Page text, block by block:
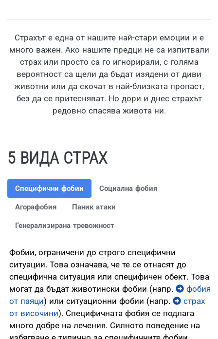
Страхът е една от нашите най-стари емоции и е
много важен. Ако нашите предци не са изпитвали
страх или просто са го игнорирали, с голяма
вероятност са щели да бъдат изядени от диви
животни или да скочат в най-близката пропаст,
без да се притесняват. Но дори и днес страхът
редовно спасява живота ни.
5 ВИДА СТРАХ
Специфични фобии Социална фобия
Агорафобия Паник атаки
Генерализирана тревожност
Фобии, ограничени до строго специфични
ситуации. Това означава, че те се отнасят до
специфична ситуация или специфичен обект. Това
могат да бъдат животински фобии (напр.
фобия
от паяци) или ситуационни фобии (напр.
страх
от височини). Специфичната фобия се подлага
много добре на лечения. Силното поведение на